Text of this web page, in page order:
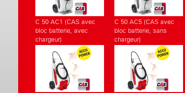
C 50 AC1 (CAS avec
bloc batterie, avec
chargeur)
C 50 AC5 (CAS avec
bloc batterie, sans
chargeur)